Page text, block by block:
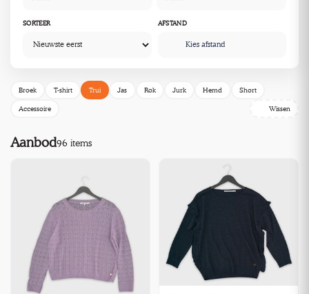
SORTEER AFSTAND
Kies afstand
Broek T-shirt Trui Jas Rok Jurk Hemd Short
Accessoire Wissen
Aanbod96 items